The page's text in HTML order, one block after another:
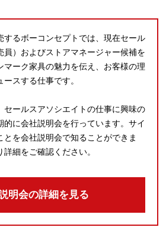
するボーコンセプトでは、現在セール
員）およびストアマネージャー候補を
マーク家具の魅力を伝え、お客様の理
スする仕事です。
セールスアソシエイトの仕事に興味の
的に会社説明会を行っています。サイ
とを会社説明会で知ることができま
細をご確認ください。
明会の詳細を見る